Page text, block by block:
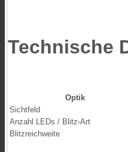
Technische
Optik
Sichtfeld
Anzahl LEDs / Blitz-Art
Blitzreichweite